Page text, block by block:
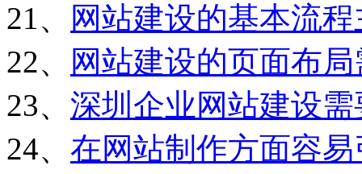
21、
网站建设的基本流
22、
网站建设的页面布
23、 深圳企业网站建设
24、 在网站制作方面容